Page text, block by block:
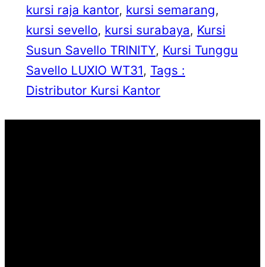
kursi raja kantor, kursi semarang
kursi sevello, kursi surabaya, Kursi
Susun Savello TRINITY, Kursi Tunggu
Savello LUXIO WT31, Tags :
Distributor Kursi Kantor